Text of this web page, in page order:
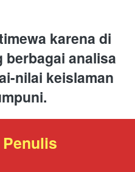
karena di
analisa
nilai keislaman